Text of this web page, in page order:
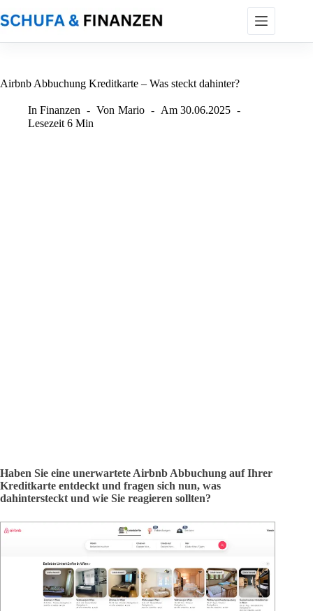
Inhalt
springen
Airbnb Abbuchung Kreditkarte – Was steckt dahinter?
In Finanzen Von Mario Am 30.06.2025
Lesezeit 6 Min
Haben Sie eine unerwartete Airbnb Abbuchung auf Ihrer
Kreditkarte entdeckt und fragen sich nun, was
dahintersteckt und wie Sie reagieren sollten?